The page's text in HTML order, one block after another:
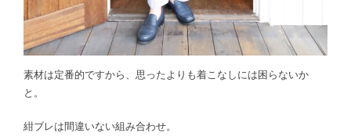
素材は定番的ですから、思ったよりも着こなしには困らないか
と。
紺ブレは間違いない組み合わせ。